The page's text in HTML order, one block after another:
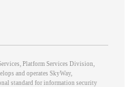
Platform Services Division,
and operates SkyWay,
standard for information security